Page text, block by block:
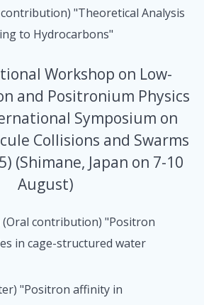
"Theoretical Analysis
to Hydrocarbons"
Workshop on Low-
and Positronium Physics
Symposium on
Collisions and Swarms
(Shimane, Japan on 7-10
August)
(Oral contribution) "Positron
in cage-structured water
"Positron affinity in